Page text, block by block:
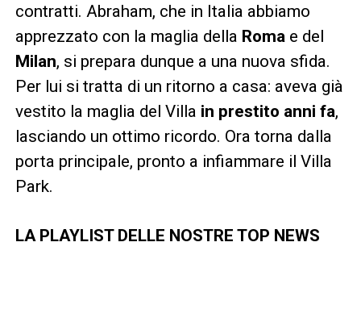
contratti. Abraham, che in Italia abbiamo
apprezzato con la maglia della Roma e del
Milan, si prepara dunque a una nuova sfida.
Per lui si tratta di un ritorno a casa: aveva già
vestito la maglia del Villa in prestito anni fa,
lasciando un ottimo ricordo. Ora torna dalla
porta principale, pronto a infiammare il Villa
Park.
LA PLAYLIST DELLE NOSTRE TOP NEWS